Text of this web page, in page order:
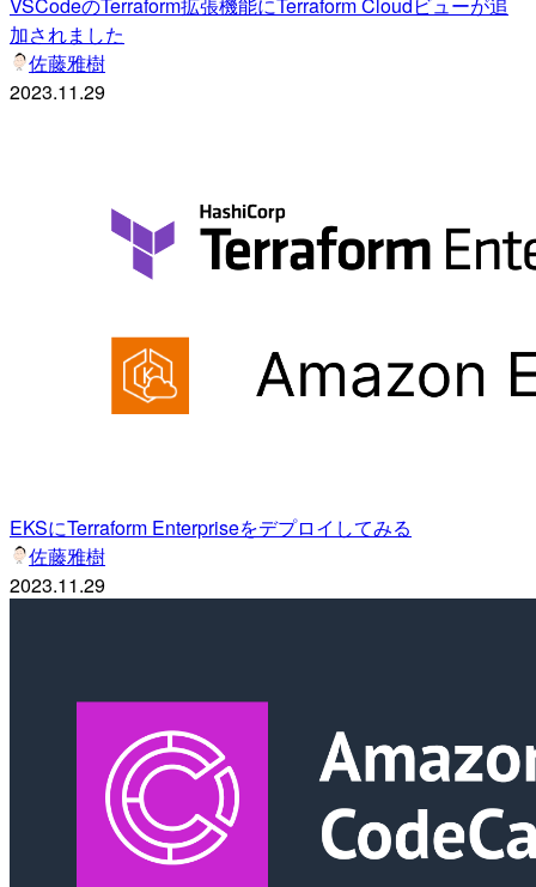
加されました
佐藤雅樹
2023.11.29
EKSにTerraform Enterpriseをデプロイしてみる
佐藤雅樹
2023.11.29